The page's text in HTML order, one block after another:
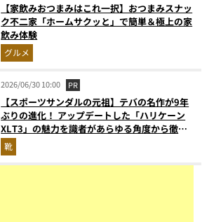
【家飲みおつまみはこれ一択】おつまみスナッ
ク不二家「ホームサクッと」で簡単＆極上の家
飲み体験
グルメ
2026/06/30 10:00 PR
【スポーツサンダルの元祖】テバの名作が9年
ぶりの進化！ アップデートした「ハリケーン
XLT3」の魅力を識者があらゆる角度から徹底
解説！
靴